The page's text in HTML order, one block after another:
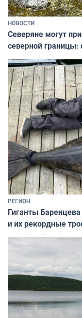
НОВОСТИ
Северяне могут
северной границы:
РЕГИОН
Гиганты
и их рекордные